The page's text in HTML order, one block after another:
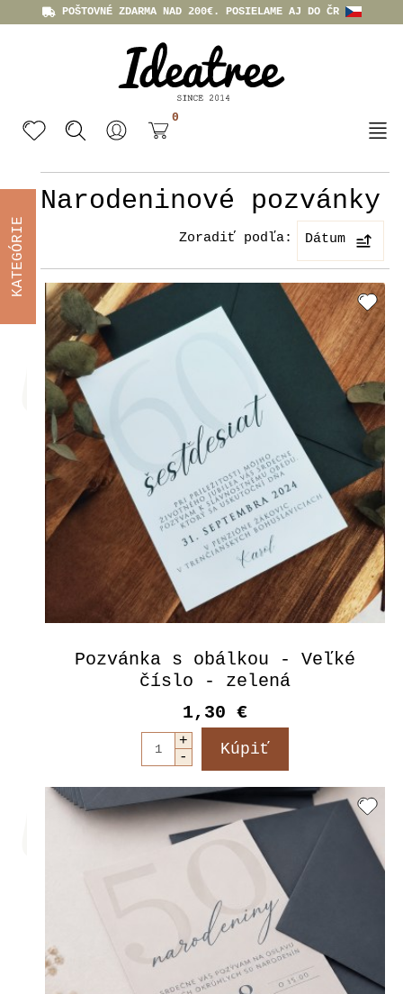
POŠTOVNÉ ZDARMA NAD 200€. POSIELAME AJ DO ČR
0
Narodeninové pozvánky
Zoradiť podľa: Dátum
Pozvánka s obálkou - Veľké
číslo - zelená
1,30 €
KATEGÓRIE